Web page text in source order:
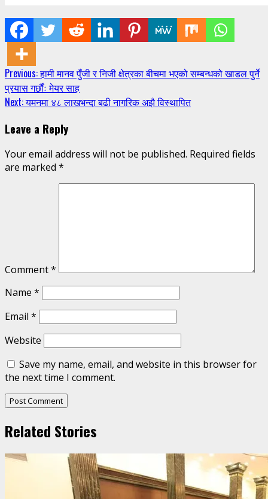
Continue
Reading
Previous:हामी मानव पुँजी र निजी क्षेत्रका बीचमा भएको सम्बन्धको खाडल पुर्ने
प्रयास गर्छौंः मेयर साह
Next:यमनमा ४८ लाखभन्दा बढी नागरिक अझै विस्थापित
Leave a Reply
Your email address will not be published. Required fields
are marked *
Comment*
Name *
Email *
Website
Save my name, email, and website in this browser for
the next time I comment.
Related Stories